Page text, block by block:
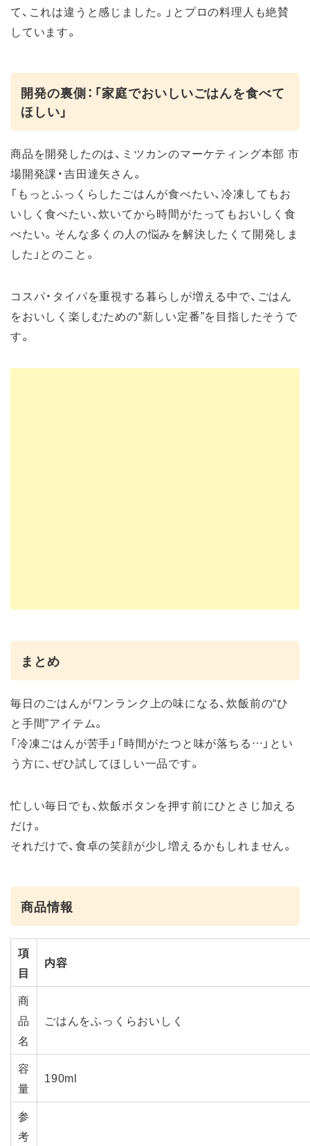
て、これは違うと感じました。」とプロの料理人も絶賛
しています。
開発の裏側：「家庭でおいしいごはんを食べて
ほしい」
商品を開発したのは、ミツカンのマーケティング本部 市
場開発課・吉田達矢さん。
「もっとふっくらしたごはんが食べたい、冷凍してもお
いしく食べたい、炊いてから時間がたってもおいしく食
べたい。そんな多くの人の悩みを解決したくて開発しま
した」とのこと。
コスパ・タイパを重視する暮らしが増える中で、ごはん
をおいしく楽しむための“新しい定番”を目指したそうで
す。
まとめ
毎日のごはんがワンランク上の味になる、炊飯前の“ひ
と手間”アイテム。
「冷凍ごはんが苦手」「時間がたつと味が落ちる…」とい
う方に、ぜひ試してほしい一品です。
忙しい毎日でも、炊飯ボタンを押す前にひとさじ加える
だけ。
それだけで、食卓の笑顔が少し増えるかもしれません。
商品情報
項
目
内容
商
品
名
ごはんをふっくらおいしく
容
量
190ml
参
考